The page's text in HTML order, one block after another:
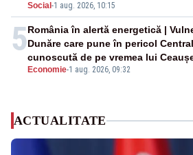
Social -1 aug. 2026, 10:15
5
Economie-1 aug. 2026, 09:32
România în alertă energetică |
Dunăre care pune în pericol
cunoscută de pe vremea lui
ACTUALITATE